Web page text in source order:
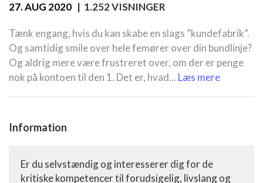
27. AUG 2020 | 1.252 VISNINGER
Tænk engang, hvis du kan skabe en slags ”kundefabrik”.
Og samtidig smile over hele femører over din bundlinje?
Og aldrig mere være frustreret over, om der er penge
nok på kontoen til den 1. Det er, hvad... Læs mere
Information
Er du selvstændig og interesserer dig for de
kritiske kompetencer til forudsigelig, livslang og